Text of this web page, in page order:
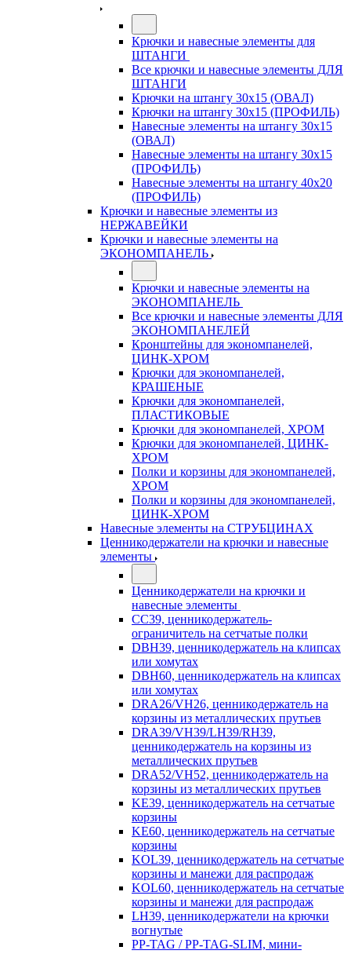
Крючки и навесные элементы для
ШТАНГИ
Все крючки и навесные элементы ДЛЯ
ШТАНГИ
Крючки на штангу 30х15 (ОВАЛ)
Крючки на штангу 30х15 (ПРОФИЛЬ)
Навесные элементы на штангу 30х15
(ОВАЛ)
Навесные элементы на штангу 30х15
(ПРОФИЛЬ)
Навесные элементы на штангу 40х20
(ПРОФИЛЬ)
Крючки и навесные элементы из
НЕРЖАВЕЙКИ
Крючки и навесные элементы на
ЭКОНОМПАНЕЛЬ
Крючки и навесные элементы на
ЭКОНОМПАНЕЛЬ
Все крючки и навесные элементы ДЛЯ
ЭКОНОМПАНЕЛЕЙ
Кронштейны для экономпанелей,
ЦИНК-ХРОМ
Крючки для экономпанелей,
КРАШЕНЫЕ
Крючки для экономпанелей,
ПЛАСТИКОВЫЕ
Крючки для экономпанелей, ХРОМ
Крючки для экономпанелей, ЦИНК-
ХРОМ
Полки и корзины для экономпанелей,
ХРОМ
Полки и корзины для экономпанелей,
ЦИНК-ХРОМ
Навесные элементы на СТРУБЦИНАХ
Ценникодержатели на крючки и навесные
элементы
Ценникодержатели на крючки и
навесные элементы
CC39, ценникодержатель-
ограничитель на сетчатые полки
DBH39, ценникодержатель на клипсах
или хомутах
DBH60, ценникодержатель на клипсах
или хомутах
DRA26/VH26, ценникодержатель на
корзины из металлических прутьев
DRA39/VH39/LH39/RH39,
ценникодержатель на корзины из
металлических прутьев
DRA52/VH52, ценникодержатель на
корзины из металлических прутьев
KE39, ценникодержатель на сетчатые
корзины
KE60, ценникодержатель на сетчатые
корзины
KOL39, ценникодержатель на сетчатые
корзины и манежи для распродаж
KOL60, ценникодержатель на сетчатые
корзины и манежи для распродаж
LH39, ценникодержатели на крючки
вогнутые
PP-TAG / PP-TAG-SLIM, мини-